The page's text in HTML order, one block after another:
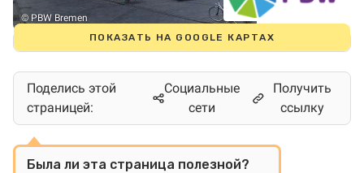
© PBW Bremen
ПОКАЗАТЬ НА GOOGLE КАРТАХ
Поделись этой
страницей:
Социальные
сети
Получить
ссылку
Была ли эта страница полезной?